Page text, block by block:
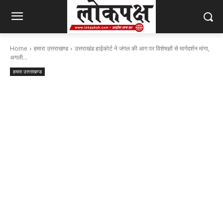
Home हमारा उत्तराखण्ड
उत्तराखंड हाईकोर्ट ने जंगल की आग पर विशेषज्ञों से मार्गदर्शन मांगा,
अगली...
हमारा उत्तराखण्ड